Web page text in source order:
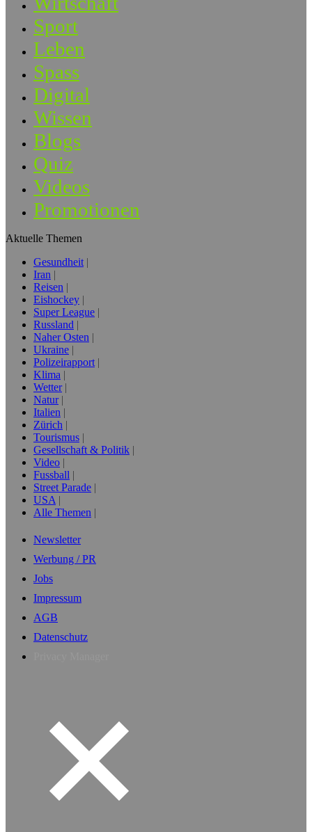
Sport
Leben
Spass
Digital
Wissen
Blogs
Quiz
Videos
Promotionen
Aktuelle Themen
Gesundheit
Iran
Reisen
Eishockey
Super League
Russland
Naher Osten
Ukraine
Polizeirapport
Klima
Wetter
Natur
Italien
Zürich
Tourismus
Gesellschaft & Politik
Video
Fussball
Street Parade
USA
Alle Themen
Newsletter
Werbung / PR
Jobs
Impressum
AGB
Datenschutz